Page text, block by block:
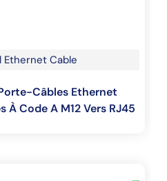
Cable
Câbles Ethernet
Code A M12 Vers RJ45